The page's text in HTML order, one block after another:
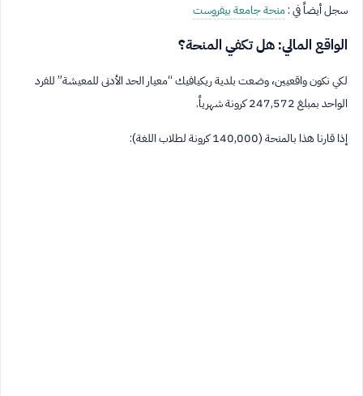
سجل أيضاً في :منحة جامعة بيفروست
الواقع المالي: هل تكفي المنحة؟
لكي نكون واقعيين، وضعت بلدية ريكيافيك “معيار الحد الأدنى للمعيشة” للفرد
الواحد بمبلغ 247,572 كرونة شهرياً.
إذا قارنا هذا بالمنحة (140,000 كرونة لطلاب اللغة):